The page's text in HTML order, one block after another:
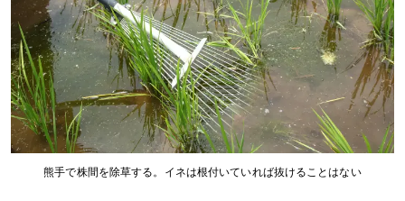
熊手で株間を除草する。イネは根付いていれば抜けることはない